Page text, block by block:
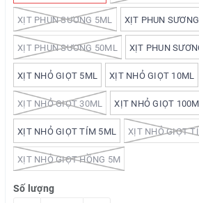
XỊT PHUN SƯƠNG 5ML XỊT PHUN
XỊT PHUN SƯƠNG 50ML XỊT PHUN
XỊT NHỎ GIỌT 5ML XỊT NHỎ GIỌT 10ML
XỊT NHỎ GIỌT 30ML XỊT NHỎ GIỌT
XỊT NHỎ GIỌT TÍM 5ML XỊT NHỎ GIỌT
XỊT NHỎ GIỌT HỒNG 5M
Số lượng